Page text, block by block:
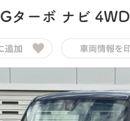
Gターボ ナビ 4WD